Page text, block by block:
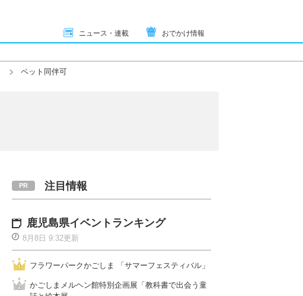
ニュース・連載 おでかけ情報
ペット同伴可
注目情報
鹿児島県イベントランキング
8月8日 9:32更新
フラワーパークかごしま 「サマーフェスティバル」
かごしまメルヘン館特別企画展「教科書で出会う童